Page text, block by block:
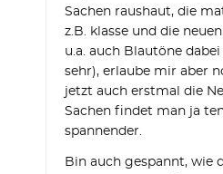
Sachen raushaut, die
z.B. klasse und die
u.a. auch Blautöne
sehr), erlaube mir aber
jetzt auch erstmal die
Sachen findet man ja
spannender.
Bin auch gespannt, wie